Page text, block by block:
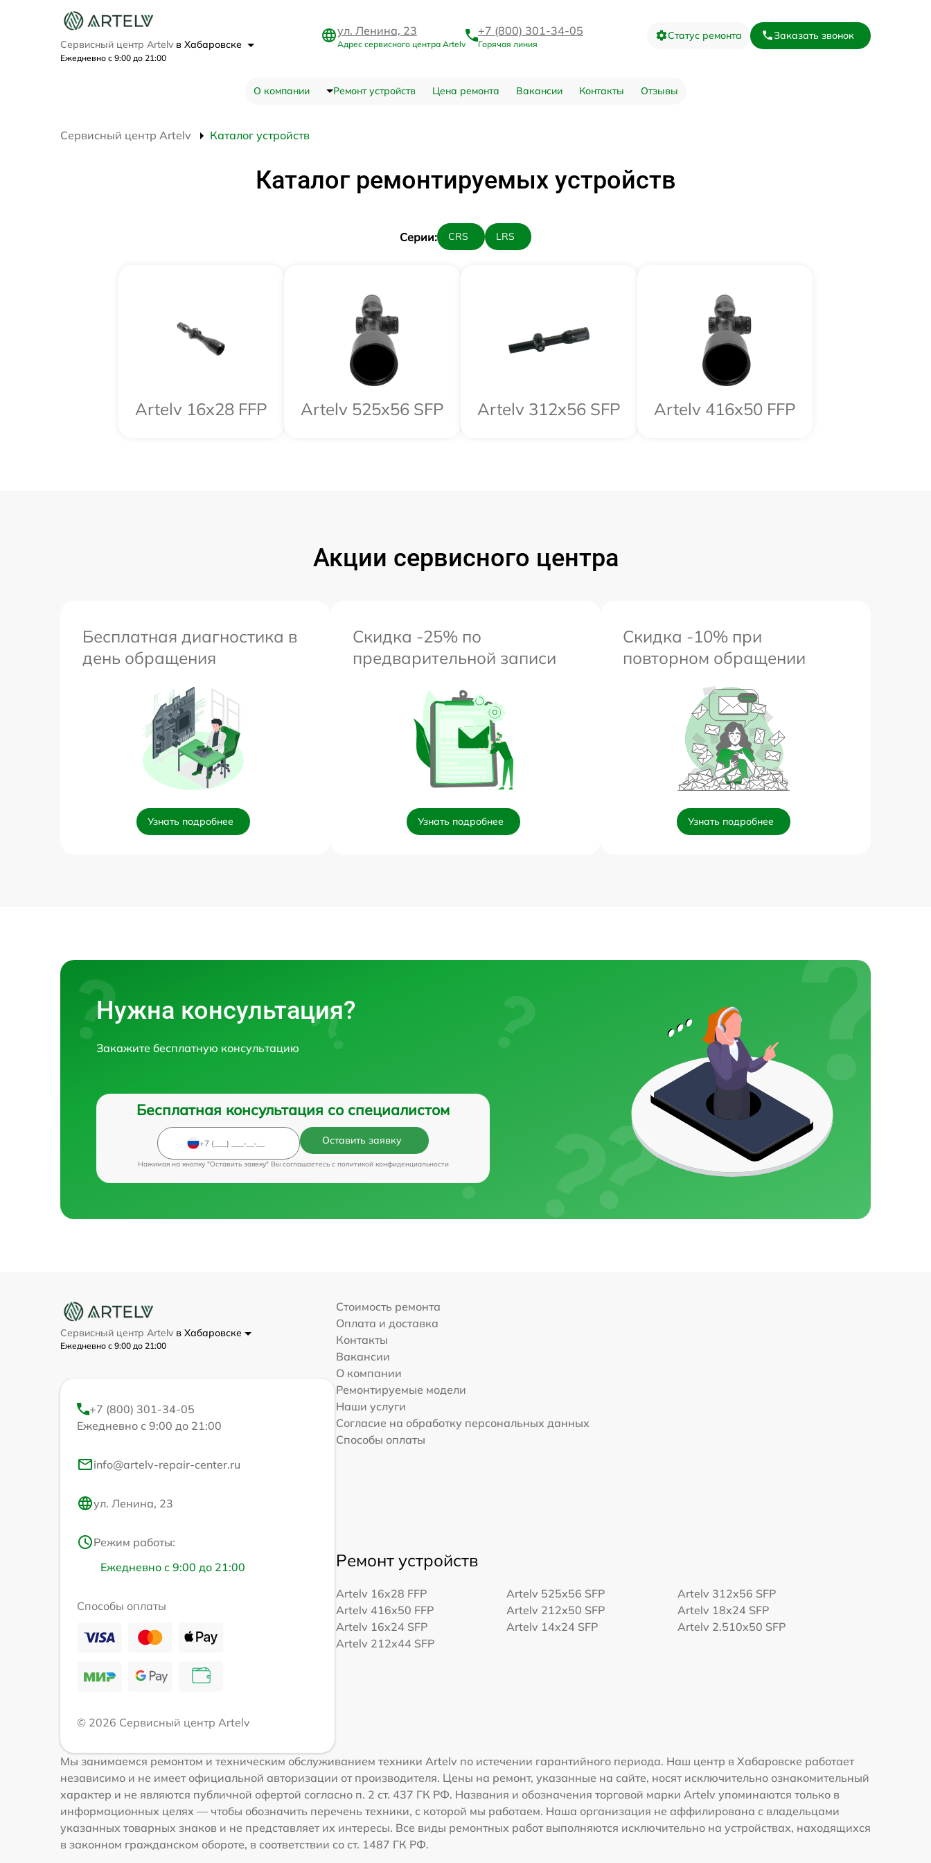
Сервисный центр Artelv в Хабаровске
Ежедневно с 9:00 до 21:00
ул. Ленина, 23
Адрес сервисного центра Artelv
+7 (800) 301-34-05
Горячая линия
Статус ремонта Заказать звонок
О компании Ремонт устройств Цена ремонта Вакансии Контакты Отзывы
Сервисный центр Artelv Каталог устройств
Каталог ремонтируемых устройств
Cерии: CRS LRS
Artelv 16x28 FFP Artelv 525x56 SFP Artelv 312x56 SFP Artelv 416x50 FFP
Акции сервисного центра
Бесплатная диагностика в
день обращения
Узнать подробнее
Скидка -25% по
предварительной записи
Узнать подробнее
Скидка -10% при
повторном обращении
Узнать подробнее
Нужна консультация?
Закажите бесплатную консультацию
Бесплатная консультация со специалистом
Оставить заявку
Нажимая на кнопку "Оставить заявку" Вы соглашаетесь c политикой конфиденциальности
Сервисный центр Artelv в Хабаровске
Ежедневно с 9:00 до 21:00
+7 (800) 301-34-05
Ежедневно с 9:00 до 21:00
info@artelv-repair-center.ru
ул. Ленина, 23
Режим работы:
Ежедневно с 9:00 до 21:00
Способы оплаты
© 2026 Сервисный центр Artelv
Стоимость ремонта
Оплата и доставка
Контакты
Вакансии
О компании
Ремонтируемые модели
Наши услуги
Согласие на обработку персональных данных
Способы оплаты
Ремонт устройств
Artelv 16x28 FFP Artelv 525x56 SFP
Artelv 312x56 SFP
Artelv 416x50 FFP
Artelv 212x50 SFP
Artelv 18x24 SFP
Artelv 16x24 SFP
Artelv 14x24 SFP
Artelv 2.510x50 SFP
Artelv 212x44 SFP
Мы занимаемся ремонтом и техническим обслуживанием техники Artelv по истечении гарантийного периода. Наш центр в Хабаровске работает
независимо и не имеет официальной авторизации от производителя. Цены на ремонт, указанные на сайте, носят исключительно ознакомительный
характер и не являются публичной офертой согласно п. 2 ст. 437 ГК РФ. Названия и обозначения торговой марки Artelv упоминаются только в
информационных целях — чтобы обозначить перечень техники, с которой мы работаем. Наша организация не аффилирована с владельцами
указанных товарных знаков и не представляет их интересы. Все виды ремонтных работ выполняются исключительно на устройствах, находящихся
в законном гражданском обороте, в соответствии со ст. 1487 ГК РФ.